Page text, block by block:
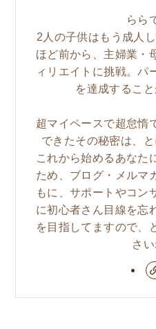
らら
2人の子供はもう成人
ほど前から、主婦業・
ィリエイトに挑戦。パ
を達成すること
超マイペースで超怠惰
できたその秘密は、
これから始めるあなた
ため、ブログ・メルマ
もに、サポートやコン
に初心者さん目線を忘
を目指してますので、
さい